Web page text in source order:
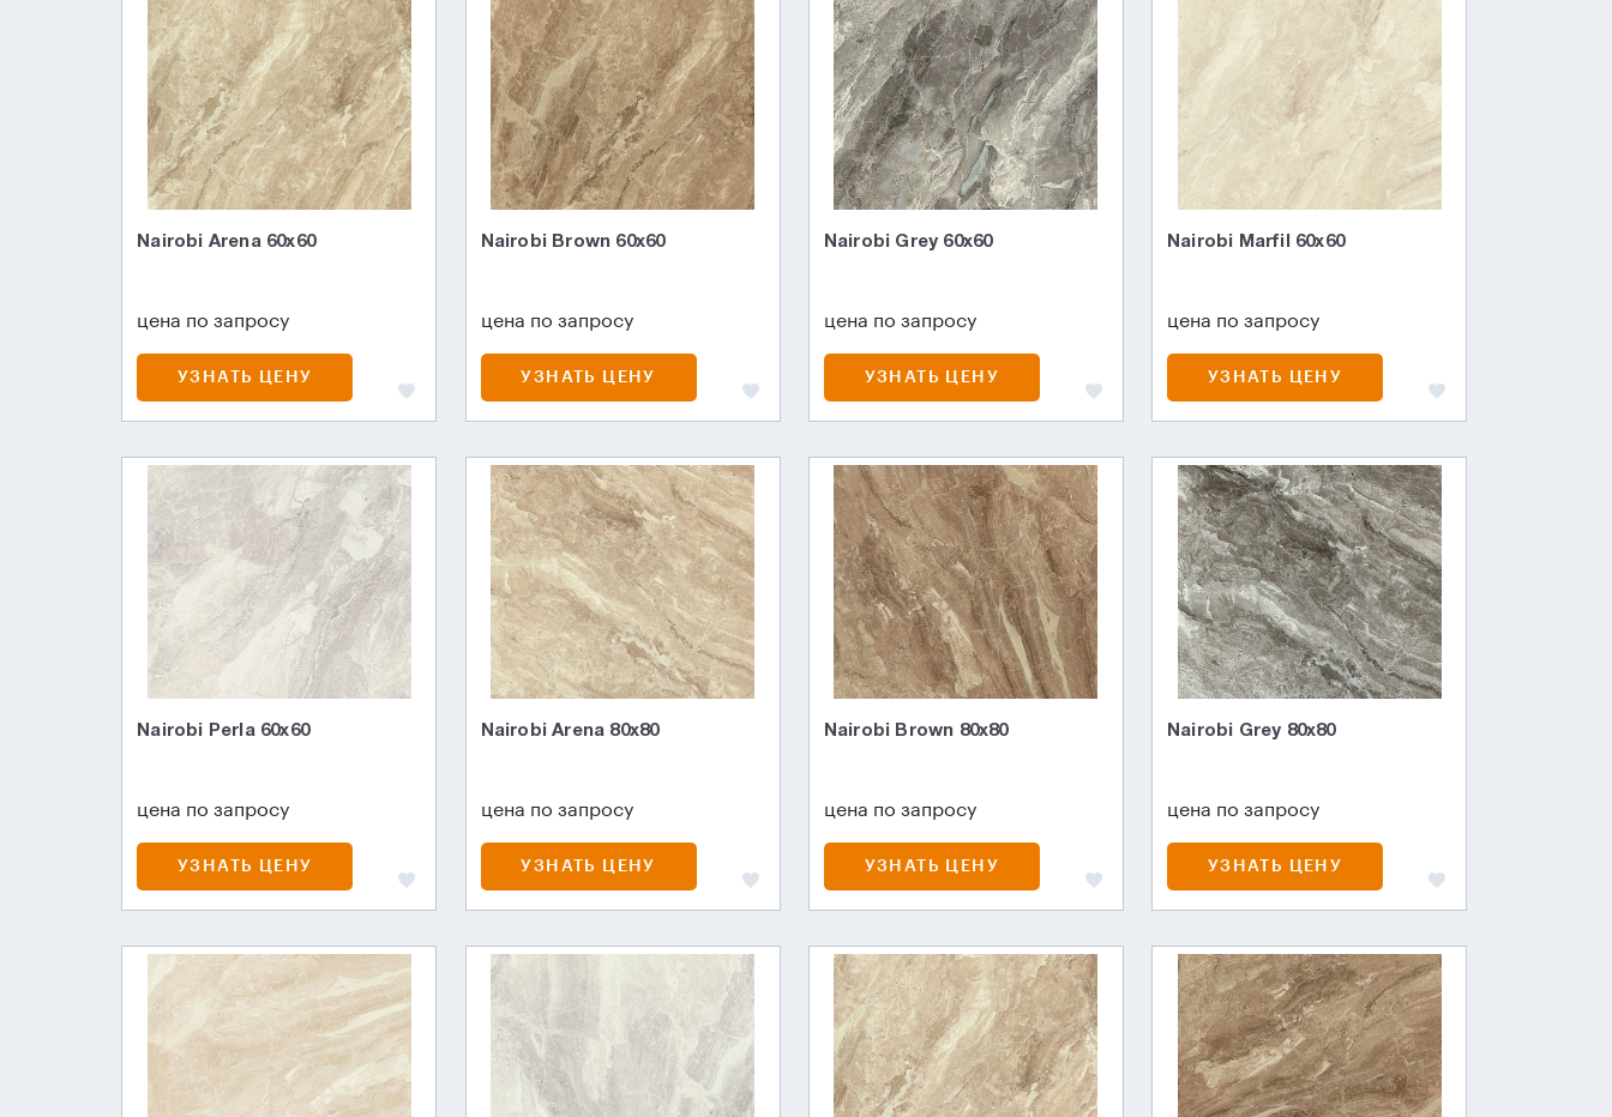
Nairobi Arena 60x60
цена по запросу
УЗНАТЬ ЦЕНУ
Nairobi Brown 60x60
цена по запросу
УЗНАТЬ ЦЕНУ
Nairobi Grey 60x60
цена по запросу
УЗНАТЬ ЦЕНУ
Nairobi Marfil 60x60
цена по запросу
УЗНАТЬ ЦЕНУ
Nairobi Perla 60x60
цена по запросу
УЗНАТЬ ЦЕНУ
Nairobi Arena 80x80
цена по запросу
УЗНАТЬ ЦЕНУ
Nairobi Brown 80x80
цена по запросу
УЗНАТЬ ЦЕНУ
Nairobi Grey 80x80
цена по запросу
УЗНАТЬ ЦЕНУ